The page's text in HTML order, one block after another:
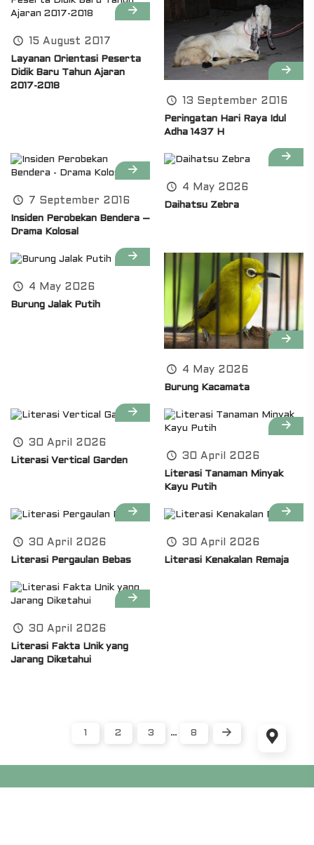
15 August 2017
Layanan Orientasi Peserta
Didik Baru Tahun Ajaran
2017-2018
13 September 2016
Peringatan Hari Raya Idul
Adha 1437 H
7 September 2016
Insiden Perobekan Bendera –
Drama Kolosal
4 May 2026
Daihatsu Zebra
4 May 2026
Burung Jalak Putih
4 May 2026
Burung Kacamata
30 April 2026
Literasi Vertical Garden 30 April 2026
Literasi Tanaman Minyak
Kayu Putih
30 April 2026
Literasi Pergaulan Bebas
30 April 2026
Literasi Kenakalan Remaja
30 April 2026
Literasi Fakta Unik yang
Jarang Diketahui
1 2 3 … 8